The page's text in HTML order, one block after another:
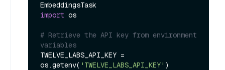
import os
# Retrieve the API key from environment
variables
TWELVE_LABS_API_KEY =
os.getenv( 'TWELVE_LABS_API_KEY'